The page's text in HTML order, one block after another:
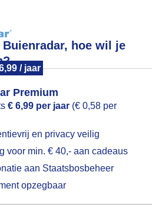
hoe wil je
/ jaar
Premium
€ 6,99 per jaar (€ 0,58 per
en privacy veilig
voor min. € 40,- aan cadeaus
aan Staatsbosbeheer
opzegbaar
Weerzine
je locatie gebruiken voor
het weer?
nog geen akkoord op hebt
er zo een pop-up uit